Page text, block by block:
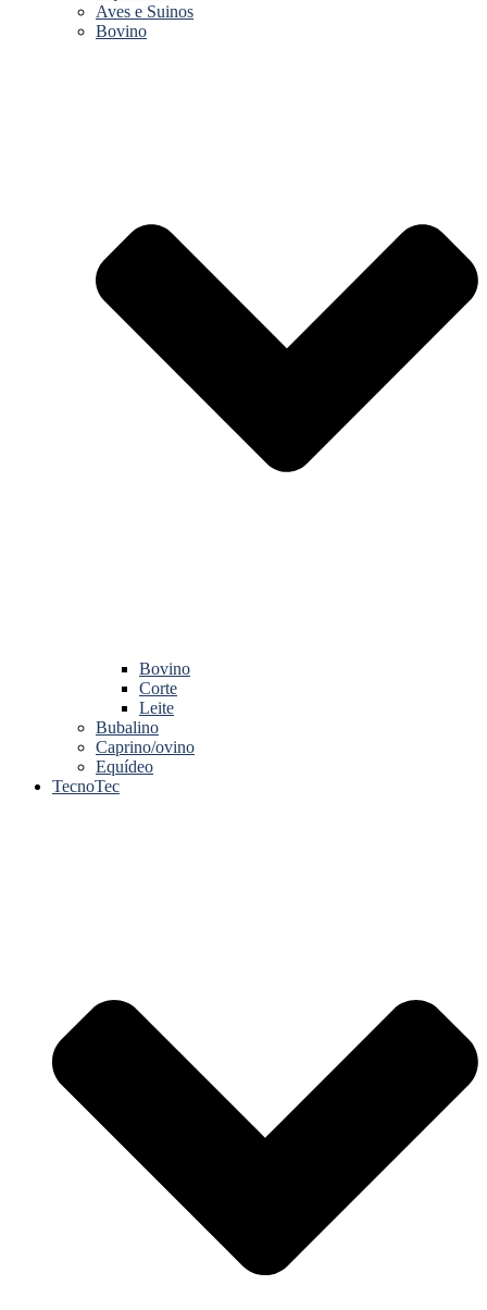
Aves e Suinos
Bovino
Bovino
Corte
Leite
Bubalino
Caprino/ovino
Equídeo
TecnoTec